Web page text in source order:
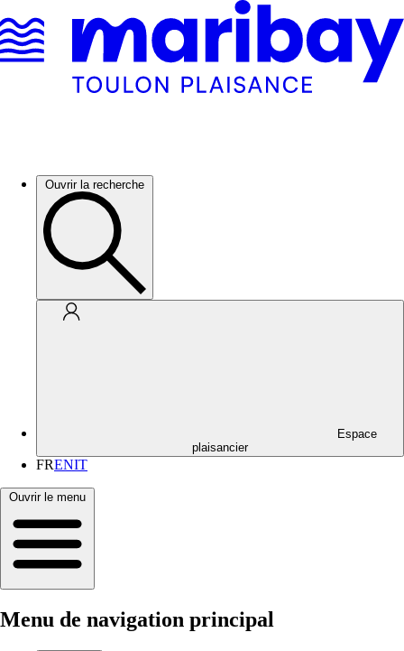
Ouvrir la recherche
Espace
plaisancier
FRENIT
Ouvrir le menu
Menu de navigation principal